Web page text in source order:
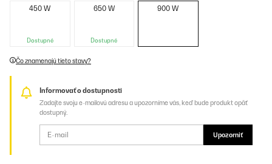
450 W
Dostupné
650 W
Dostupné
900 W
Čo znamenajú tieto stavy?
Informovať o dostupnosti
Zadajte svoju e-mailovú adresu a upozorníme vás, keď bude produkt opäť
dostupný.
Upozorniť